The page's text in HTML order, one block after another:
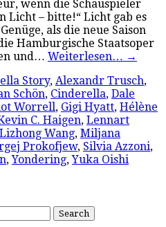
wenn die Schauspieler
Licht – bitte!“ Licht gab es
als die neue Saison
Hamburgische Staatsoper
und… Weiterlesen… →
Story, Alexandr Trusch,
Schön, Cinderella, Dale
Worrell, Gigi Hyatt, Hélène
C. Haigen, Lennart
Lizhong Wang, Miljana
Prokofjew, Silvia Azzoni,
,Yondering,Yuka Oishi